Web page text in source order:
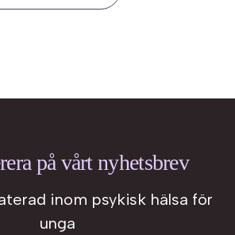
på vårt nyhetsbrev
inom psykisk hälsa för
unga